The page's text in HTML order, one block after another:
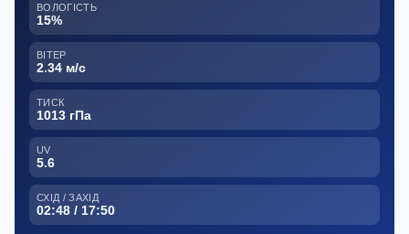
ВОЛОГІСТЬ
15%
ВІТЕР
2.34 м/с
ТИСК
1013 гПа
UV
5.6
СХІД / ЗАХІД
02:48 / 17:50